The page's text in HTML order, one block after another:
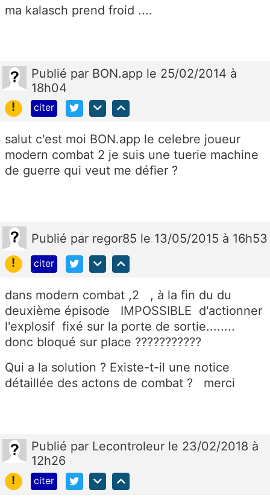
ma kalasch prend froid ....
Publié par BON.app le 25/02/2014 à
18h04
!
citer
salut c'est moi BON.app le celebre joueur
modern combat 2 je suis une tuerie machine
de guerre qui veut me défier ?
Publié par regor85 le 13/05/2015 à 16h53
!
citer
dans modern combat ,2 , à la fin du du
deuxième épisode IMPOSSIBLE d'actionner
l'explosif fixé sur la porte de sortie........
donc bloqué sur place ???????????
Qui a la solution ? Existe-t-il une notice
détaillée des actons de combat ? merci
Publié par Lecontroleur le 23/02/2018 à
12h26
!
citer